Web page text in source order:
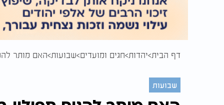
דף הבית יהדות חגים ומועדים שבועות האם מותר
שבועות